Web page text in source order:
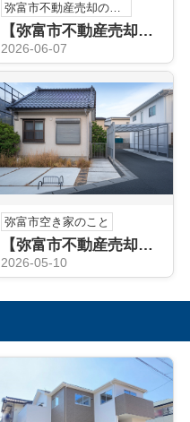
弥富市不動産売却のこと
【弥富市不動産売却】宅地建物取引士
2026-06-07
弥富市空き家のこと
【弥富市不動産売却】弥富市の空き家売却はどう進める？方法と流れを分かりやすく解説
2026-05-10